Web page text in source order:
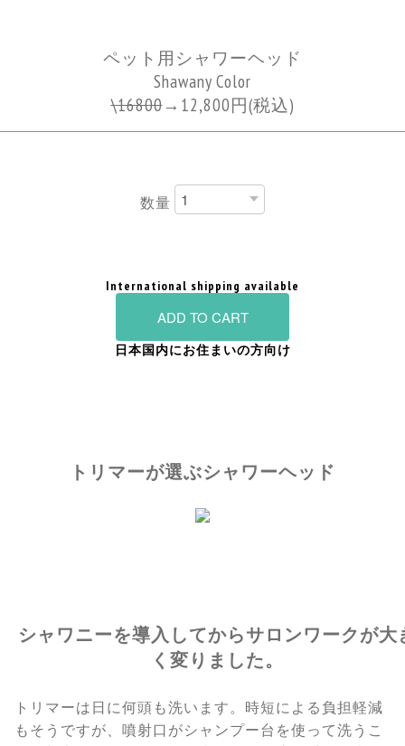
ペット用シャワーヘッド
Shawany Color
\16800→ 12,800円(税込)
数量
International shipping available
ADD TO CART
日本国内にお住まいの方向け
トリマーが選ぶシャワーヘッド
シャワニーを導入してからサロンワークが大
く変りました。
トリマーは日に何頭も洗います。時短による負担軽減
もそうですが、噴射口がシャンプー台を使って洗うこ